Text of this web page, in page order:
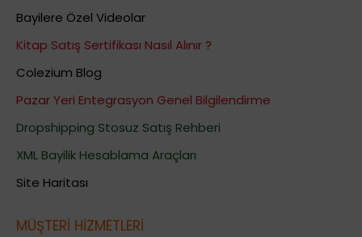
Bayilere Özel Videolar
Kitap Satış Sertifikası Nasıl Alınır ?
Colezium Blog
Pazar Yeri Entegrasyon Genel Bilgilendirme
Dropshipping Stosuz Satış Rehberi
XML Bayilik Hesablama Araçları
Site Haritası
MÜŞTERİ HİZMETLERİ